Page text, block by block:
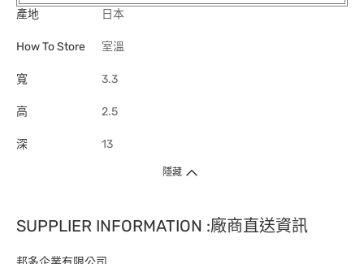
產地
日本
How To Store 室溫
寬 3.3
高 2.5
深 13
隱藏
SUPPLIER INFORMATION :廠商直送資訊